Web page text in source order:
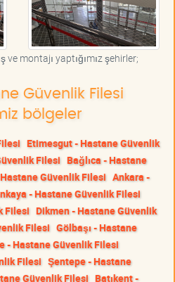
ve montajı yaptığımız şehirler;
Güvenlik Filesi
bölgeler
Etimesgut - Hastane Güvenlik
Filesi Bağlıca - Hastane
Güvenlik Filesi Ankara -
- Hastane Güvenlik Filesi
Filesi Dikmen - Hastane Güvenlik
Filesi Gölbaşı - Hastane
- Hastane Güvenlik Filesi
Filesi Şentepe - Hastane
Güvenlik Filesi Batıkent -